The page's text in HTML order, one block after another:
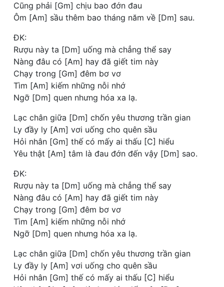
Cũng phải [Gm] chịu bao đớn đau
Ôm [Am] sầu thêm bao tháng năm về [Dm] sau.
ĐK:
Rượu này ta [Dm] uống mà chẳng thể say
Nàng đâu có [Am] hay đã giết tim này
Chạy trong [Gm] đêm bơ vơ
Tìm [Am] kiếm những nỗi nhớ
Ngỡ [Dm] quen nhưng hóa xa lạ.
Lạc chân giữa [Dm] chốn yêu thương trần gian
Ly đầy ly [Am] vơi uống cho quên sầu
Hỏi nhân [Gm] thế có mấy ai thấu [C] hiểu
Yêu thật [Am] tâm là đau đớn đến vậy [Dm] sao.
ĐK:
Rượu này ta [Dm] uống mà chẳng thể say
Nàng đâu có [Am] hay đã giết tim này
Chạy trong [Gm] đêm bơ vơ
Tìm [Am] kiếm những nỗi nhớ
Ngỡ [Dm] quen nhưng hóa xa lạ.
Lạc chân giữa [Dm] chốn yêu thương trần gian
Ly đầy ly [Am] vơi uống cho quên sầu
Hỏi nhân [Gm] thế có mấy ai thấu [C] hiểu